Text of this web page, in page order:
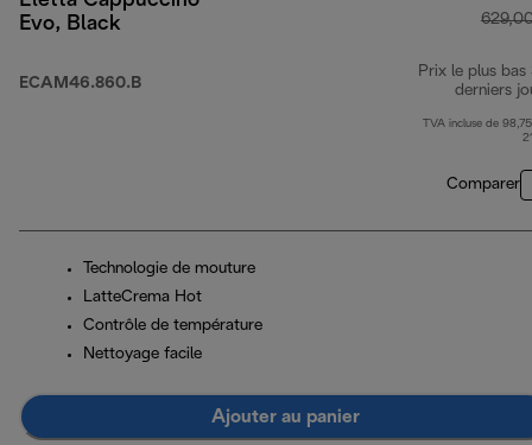
Evo, Black
ECAM46.860.B
Prix le plus bas
derniers
TVA incluse de
Comparer
Technologie de mouture
LatteCrema Hot
Contrôle de température
Nettoyage facile
Ajouter au panier